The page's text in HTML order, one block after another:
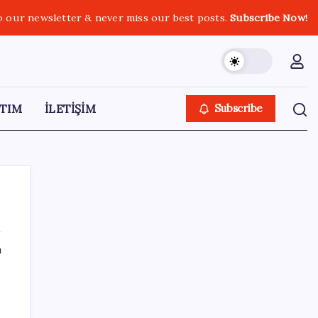
our newsletter & never miss our best posts.Subscribe Now!
İLETİŞİM Subscribe